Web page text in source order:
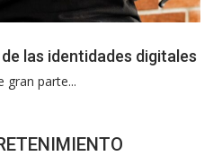
las identidades digitales
gran parte...